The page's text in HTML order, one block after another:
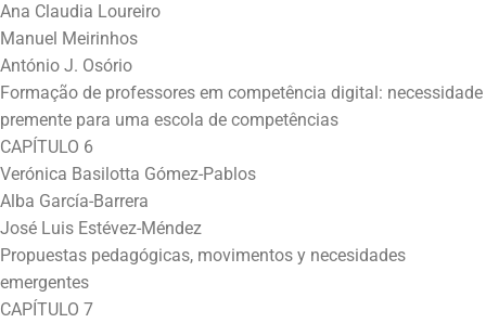
Ana Claudia Loureiro
Manuel Meirinhos
António J. Osório
Formação de professores em competência digital: necessidade
premente para uma escola de competências
CAPÍTULO 6
Verónica Basilotta Gómez-Pablos
Alba García-Barrera
José Luis Estévez-Méndez
Propuestas pedagógicas, movimentos y necesidades
emergentes
CAPÍTULO 7